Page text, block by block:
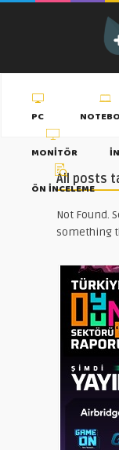
PC
MONITÖR
ÖN İNCELEME
All posts
Not Found.
something